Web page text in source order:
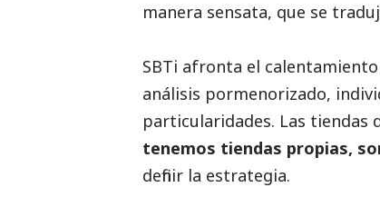
manera sensata, que se
SBTi afronta el
análisis pormenorizado,
particularidades. Las
tenemos tiendas propias,
definir la estrategia.